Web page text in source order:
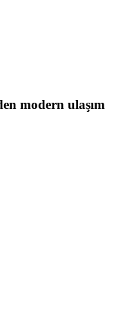
modern ulaşım